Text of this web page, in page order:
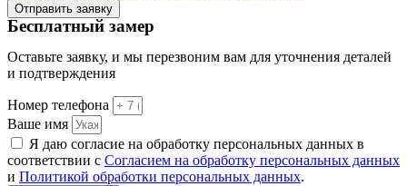
Отправить заявку
Бесплатный замер
Оставьте заявку, и мы перезвоним вам для уточнения деталей
и подтверждения
Номер телефона
Ваше имя
Я даю согласие на обработку персональных данных в
соответствии с Согласием на обработку персональных данных
и Политикой обработки персональных данных.